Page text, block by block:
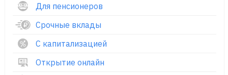
Для пенсионеров
Срочные вклады
С капитализацией
Открытие онлайн